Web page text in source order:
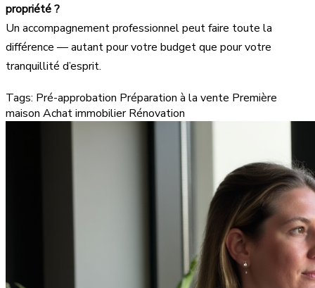
propriété ?
Un accompagnement professionnel peut faire toute la
différence — autant pour votre budget que pour votre
tranquillité d’esprit.
Tags: Pré-approbation Préparation à la vente Première
maison Achat immobilier Rénovation